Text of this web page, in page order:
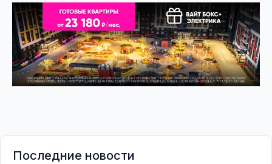
Последние новости